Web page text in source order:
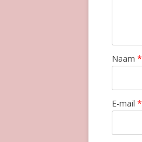
Naam *
E-mail *